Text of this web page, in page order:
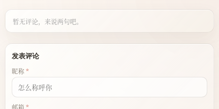
暂无评论，来说两句吧。
发表评论
昵称
邮箱